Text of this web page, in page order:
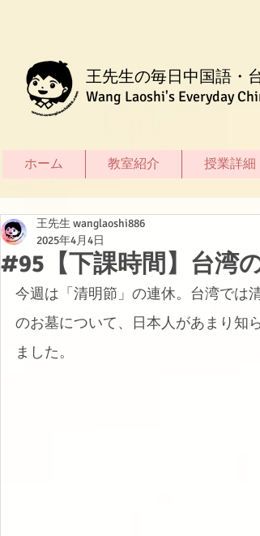
王先生の毎日中国語・
Wang Laoshi's Everyday
ホーム 教室紹介 授業詳細
#95【下課時間】台湾
王先生 wanglaoshi886
2025年4月4日
今週は「清明節」の連休。台湾では
のお墓について、日本人があまり知
ました。